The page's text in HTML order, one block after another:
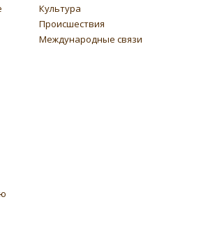
Культура
Происшествия
Международные связи